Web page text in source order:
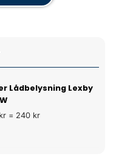
Lådbelysning Lexby
= 240 kr